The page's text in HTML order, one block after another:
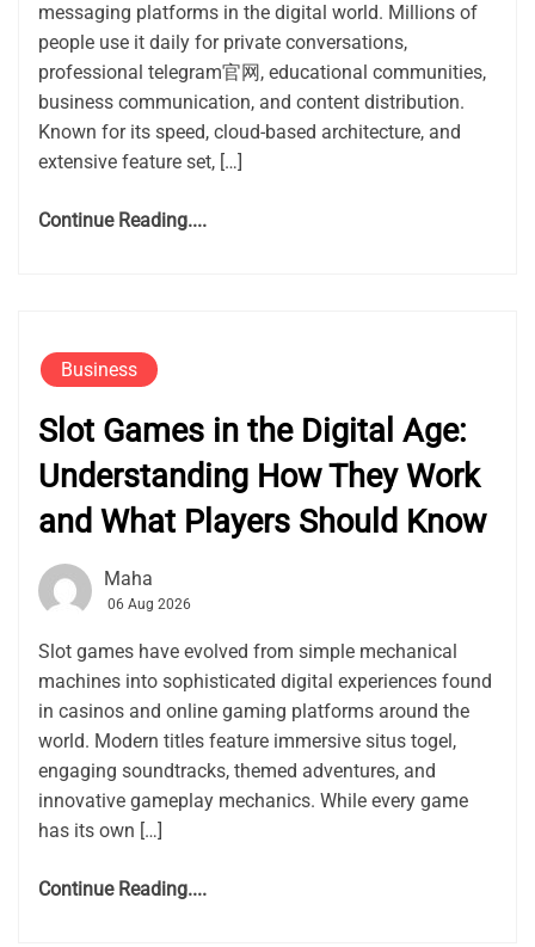
messaging platforms in the digital world. Millions of
people use it daily for private conversations,
professional telegram官网, educational communities,
business communication, and content distribution.
Known for its speed, cloud-based architecture, and
extensive feature set, […]
Continue Reading....
Business
Slot Games in the Digital Age:
Understanding How They Work
and What Players Should Know
Maha
06 Aug 2026
Slot games have evolved from simple mechanical
machines into sophisticated digital experiences found
in casinos and online gaming platforms around the
world. Modern titles feature immersive situs togel,
engaging soundtracks, themed adventures, and
innovative gameplay mechanics. While every game
has its own […]
Continue Reading....